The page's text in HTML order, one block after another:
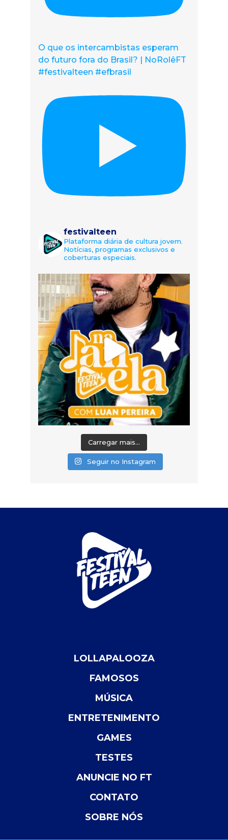
O que os intercambistas esperam
do futuro fora do Brasil? | NoRolêFT
#festivalteen #efbrasil
festivalteen
Plataforma diária de cultura jovem.
Notícias, programas exclusivos e
coberturas especiais.
Carregar mais...
Seguir no Instagram
LOLLAPALOOZA
FAMOSOS
MÚSICA
ENTRETENIMENTO
GAMES
TESTES
ANUNCIE NO FT
CONTATO
SOBRE NÓS